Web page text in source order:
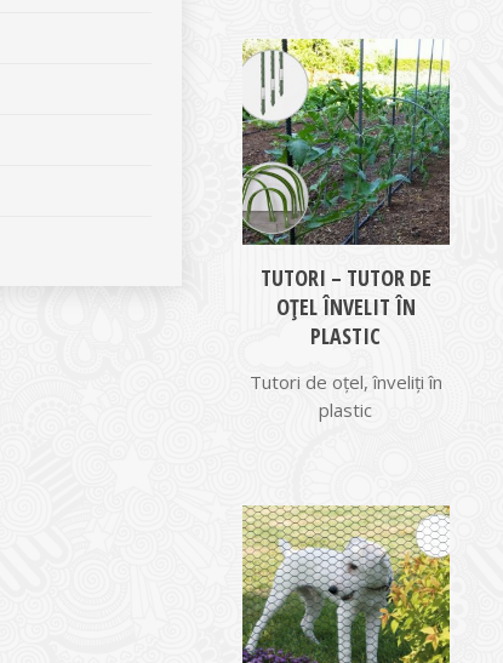
TUTORI – TUTOR DE
OȚEL ÎNVELIT ÎN
PLASTIC
Tutori de oțel, înveliți în
plastic